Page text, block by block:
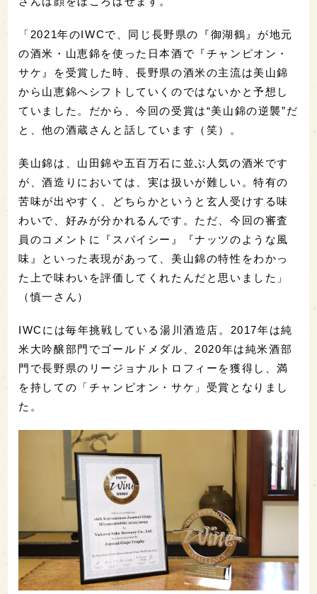
「2021年のIWCで、同じ長野県の『御湖鶴』が地元
の酒米・山恵錦を使った日本酒で『チャンピオン・
サケ』を受賞した時、長野県の酒米の主流は美山錦
から山恵錦へシフトしていくのではないかと予想し
ていました。だから、今回の受賞は“美山錦の逆襲”だ
と、他の酒蔵さんと話しています（笑）。
美山錦は、山田錦や五百万石に並ぶ人気の酒米です
が、酒造りにおいては、実は扱いが難しい。特有の
苦味が出やすく、どちらかというと玄人受けする味
わいで、好みが分かれるんです。ただ、今回の審査
員のコメントに『スパイシー』『ナッツのような風
味』といった表現があって、美山錦の特性をわかっ
た上で味わいを評価してくれたんだと思いました」
（慎一さん）
IWCには毎年挑戦している湯川酒造店。2017年は純
米大吟醸部門でゴールドメダル、2020年は純米酒部
門で長野県のリージョナルトロフィーを獲得し、満
を持しての「チャンピオン・サケ」受賞となりまし
た。